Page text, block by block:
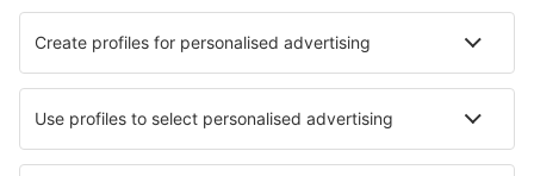
Unterkunft in Tianjin Unterkunft in Qionghai
Die besten Unterkünfte - Städte
Unterkunft in Decin Unterkunft in Mérignac